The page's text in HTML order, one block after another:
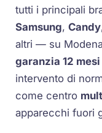
tutti i principali
Samsung,Candy
altri — su
garanzia 12 mesi
intervento di
come centro
apparecchi fuori